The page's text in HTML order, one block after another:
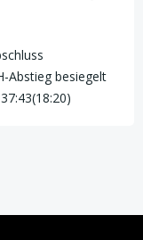
Abstieg besiegelt